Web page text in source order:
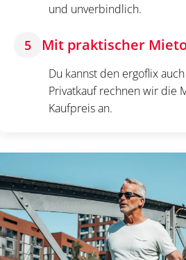
und unverbindlich.
5 Mit praktischer
Du kannst den ergoflix
Privatkauf rechnen wir die
Kaufpreis an.